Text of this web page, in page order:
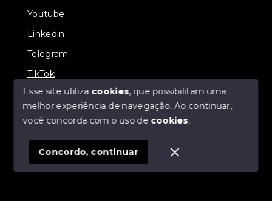
Youtube
Linkedin
Telegram
TikTok
© Copyright 2026 - R19 Imóveis - Todos os direitos
SITE PARA IMOBILIARIA
Esse site utiliza cookies, que possibilitam uma
melhor experiência de navegação.Ao continuar,
você concorda com o uso de cookies.
Concordo, continuar